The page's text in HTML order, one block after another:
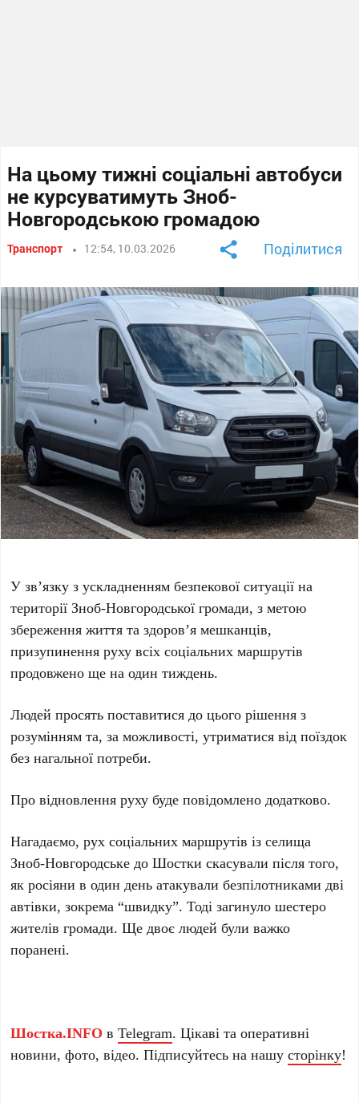
На цьому тижні соціальні автобуси
не курсуватимуть Зноб-
Новгородською громадою
Транспорт 12:54, 10.03.2026 Поділитися
У зв’язку з ускладненням безпекової ситуації на
території Зноб-Новгородської громади, з метою
збереження життя та здоров’я мешканців,
призупинення руху всіх соціальних маршрутів
продовжено ще на один тиждень.
Людей просять поставитися до цього рішення з
розумінням та, за можливості, утриматися від поїздок
без нагальної потреби.
Про відновлення руху буде повідомлено додатково.
Нагадаємо, рух соціальних маршрутів із селища
Зноб-Новгородське до Шостки скасували після того,
як росіяни в один день атакували безпілотниками дві
автівки, зокрема “швидку”. Тоді загинуло шестеро
жителів громади. Ще двоє людей були важко
поранені.
Шостка.INFO вTelegram. Цікаві та оперативні
новини, фото, відео. Підписуйтесь на нашусторінку!